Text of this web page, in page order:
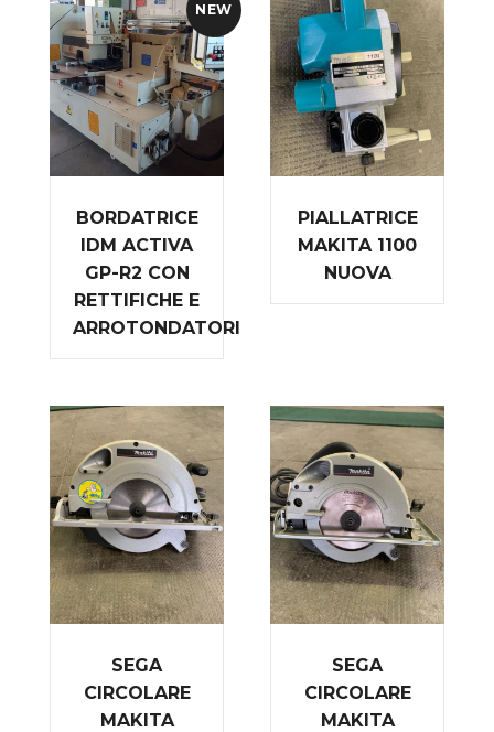
NEW
BORDATRICE
IDM ACTIVA
GP-R2 CON
RETTIFICHE E
ARROTONDATORI
PIALLATRICE
MAKITA 1100
NUOVA
SEGA
CIRCOLARE
MAKITA
SEGA
CIRCOLARE
MAKITA